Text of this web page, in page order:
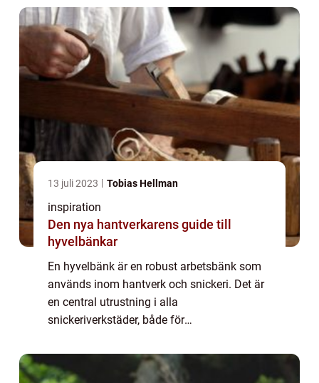
13 juli 2023 Tobias Hellman
inspiration
Den nya hantverkarens guide till
hyvelbänkar
En hyvelbänk är en robust arbetsbänk som
används inom hantverk och snickeri. Det är
en central utrustning i alla
snickeriverkstäder, både för
Hyvelbänken ger en stadig...